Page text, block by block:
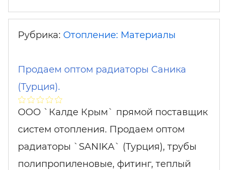
Рубрика: Отопление: Материалы
Продаем оптом радиаторы Саника
(Турция).
ООО `Калде Крым` прямой поставщик
систем отопления. Продаем оптом
радиаторы `SANIKA` (Турция), трубы
полипропиленовые, фитинг, теплый